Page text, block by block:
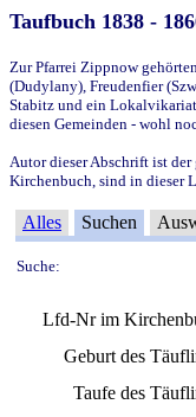
Taufbuch 1838 -
Zur Pfarrei Zippnow
(Dudylany), Freudenfier
Stabitz und ein Lokalvikariat
diesen Gemeinden - wohl
Autor dieser Abschrift ist
Kirchenbuch, sind in dieser
Alles Suchen
Suche:
Lfd-Nr im
Geburt des
Taufe des